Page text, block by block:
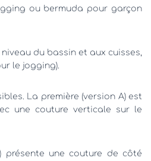
ou bermuda pour garçon
du bassin et aux cuisses,
le jogging).
La première (version A) est
une couture verticale sur le
présente une couture de côté